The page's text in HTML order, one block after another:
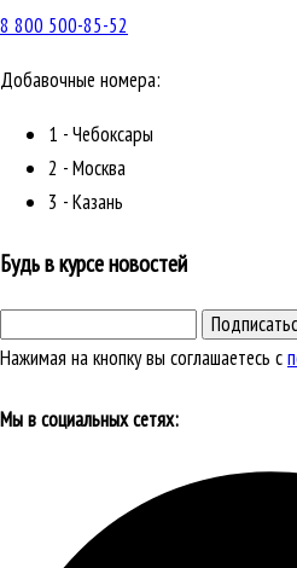
8 800 500-85-52
Добавочные номера:
1 - Чебоксары
2 - Москва
3 - Казань
Будь в курсе новостей
Нажимая на кнопку вы соглашаетесь с
Мы в социальных сетях: